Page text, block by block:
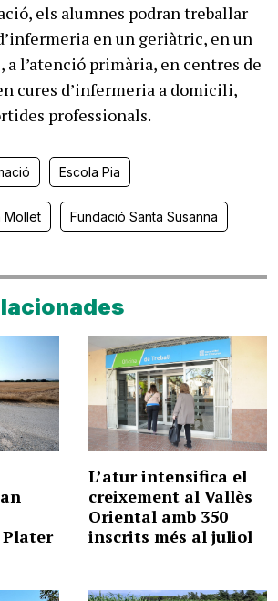
els alumnes podran treballar
en un geriàtric, en un
l’atenció primària, en centres de
cures d’infermeria a domicili,
professionals.
Escola Pia
Mollet Fundació Santa Susanna
Plater
L’atur intensifica el
creixement al Vallès
Oriental amb 350
inscrits més al juliol